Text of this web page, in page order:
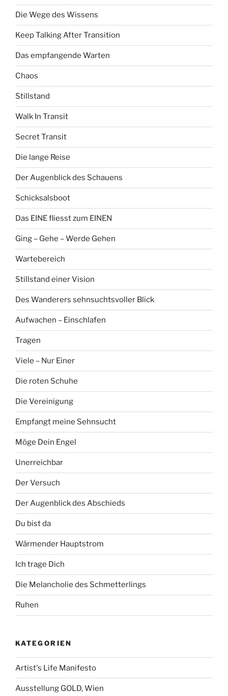
Die Wege des Wissens
Keep Talking After Transition
Das empfangende Warten
Chaos
Stillstand
Walk In Transit
Secret Transit
Die lange Reise
Der Augenblick des Schauens
Schicksalsboot
Das EINE fliesst zum EINEN
Ging – Gehe – Werde Gehen
Wartebereich
Stillstand einer Vision
Des Wanderers sehnsuchtsvoller Blick
Aufwachen – Einschlafen
Tragen
Viele – Nur Einer
Die roten Schuhe
Die Vereinigung
Empfangt meine Sehnsucht
Möge Dein Engel
Unerreichbar
Der Versuch
Der Augenblick des Abschieds
Du bist da
Wärmender Hauptstrom
Ich trage Dich
Die Melancholie des Schmetterlings
Ruhen
KATEGORIEN
Artist's Life Manifesto
Ausstellung GOLD, Wien